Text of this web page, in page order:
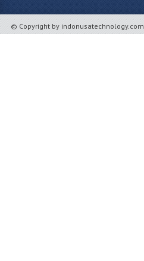
© Copyright by indonusatechnology.com